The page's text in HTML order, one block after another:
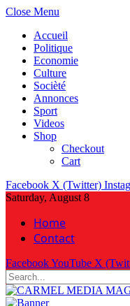
Close Menu
Accueil
Politique
Economie
Culture
Socièté
Annonces
Sport
Videos
Shop
Checkout
Cart
Facebook X (Twitter)
Saturday, August 8
Home
Contact
FacebookYouTube X